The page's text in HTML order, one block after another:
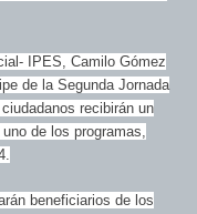
IPES, Camilo Gómez
de la Segunda Jornada
recibirán un
de los programas,
beneficiarios de los